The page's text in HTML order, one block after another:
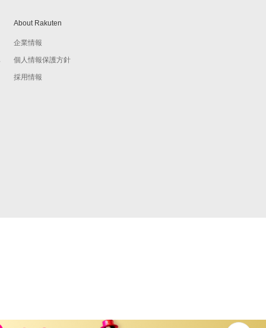
About Rakuten
企業情報
個人情報保護方針
採用情報